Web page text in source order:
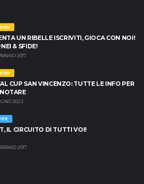
UN RIBELLE ISCRIVITI, GIOCA CON NOI!
& SFIDE!
2017
CUP SAN VINCENZO: TUTTE LE INFO PER
2023
IL CIRCUITO DI TUTTI VOI!
2017